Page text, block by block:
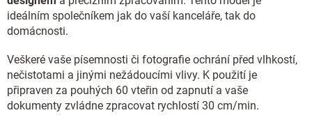
ideálním společníkem jak do vaší kanceláře, tak do
domácnosti.
Veškeré vaše písemnosti či fotografie ochrání před vlhkostí,
nečistotami a jinými nežádoucími vlivy. K použití je
připraven za pouhých 60 vteřin od zapnutí a vaše
dokumenty zvládne zpracovat rychlostí 30 cm/min.